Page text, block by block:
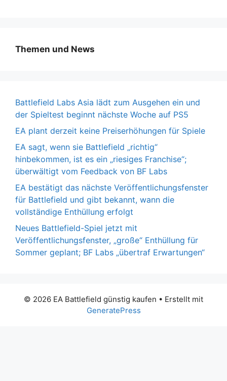
Themen und News
Battlefield Labs Asia lädt zum Ausgehen ein und
der Spieltest beginnt nächste Woche auf PS5
EA plant derzeit keine Preiserhöhungen für Spiele
EA sagt, wenn sie Battlefield „richtig“
hinbekommen, ist es ein „riesiges Franchise“;
überwältigt vom Feedback von BF Labs
EA bestätigt das nächste Veröffentlichungsfenster
für Battlefield und gibt bekannt, wann die
vollständige Enthüllung erfolgt
Neues Battlefield-Spiel jetzt mit
Veröffentlichungsfenster, „große“ Enthüllung für
Sommer geplant; BF Labs „übertraf Erwartungen“
© 2026 EA Battlefield günstig kaufen • Erstellt mit
GeneratePress